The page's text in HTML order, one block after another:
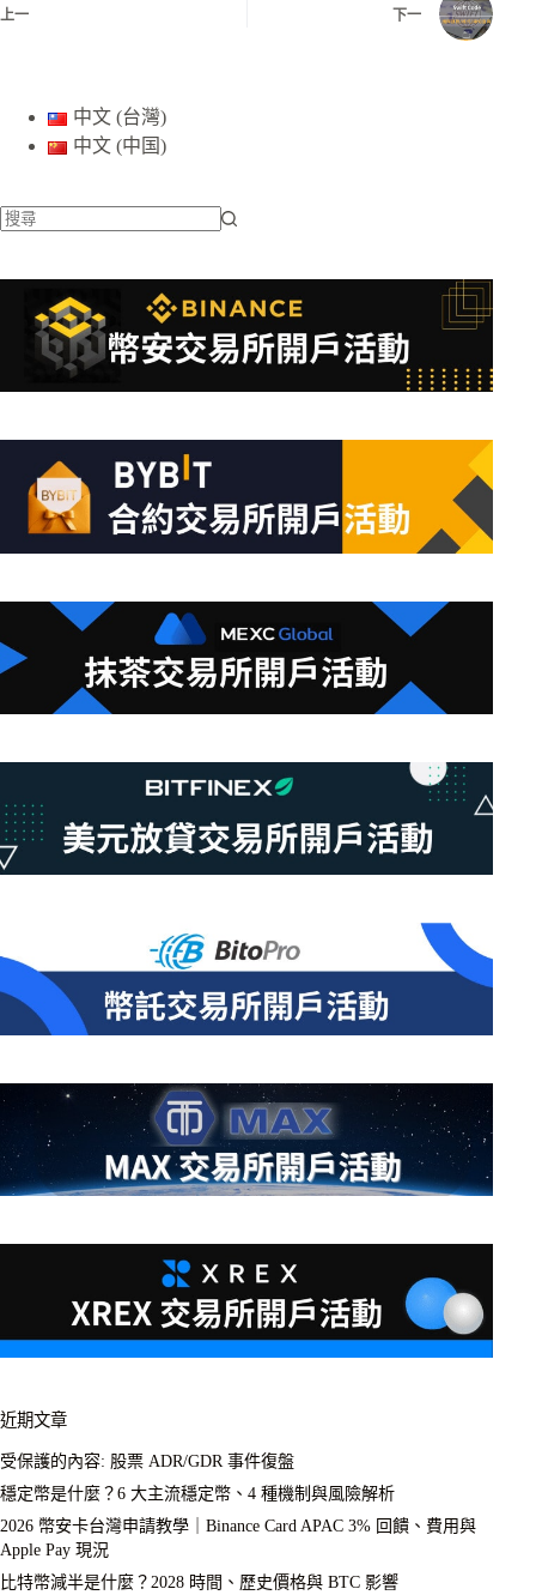
上一 下一
中文 (台灣)
中文 (中国)
不
條
近期文章
受保護的內容: 股票 ADR/GDR 事件復盤
穩定幣是什麼？6 大主流穩定幣、4 種機制與風險解析
2026 幣安卡台灣申請教學｜Binance Card APAC 3% 回饋、費用與
Apple Pay 現況
比特幣減半是什麼？2028 時間、歷史價格與 BTC 影響